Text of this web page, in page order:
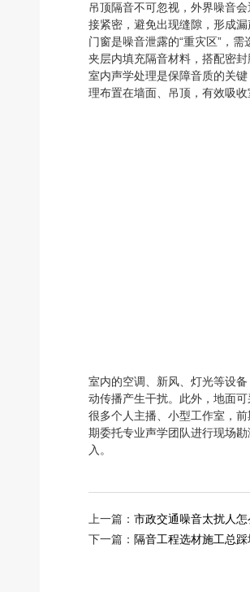
吊顶隔音不可忽视，外界噪音
接紧密，避免出现缝隙，形成
门窗是噪音泄露的“重灾区”，
夹层内填充隔音材料，搭配密
室内声学处理是保障音质的关
理布置在墙面、吊顶，有效吸
室内的空调、新风、灯光等设
动传播产生干扰。此外，地面
很多个人主播、小型工作室，
期委托专业声学团队进行现场
入。
上一篇： 市政交通噪音太扰人怎
下一篇： 隔音工程选材施工总